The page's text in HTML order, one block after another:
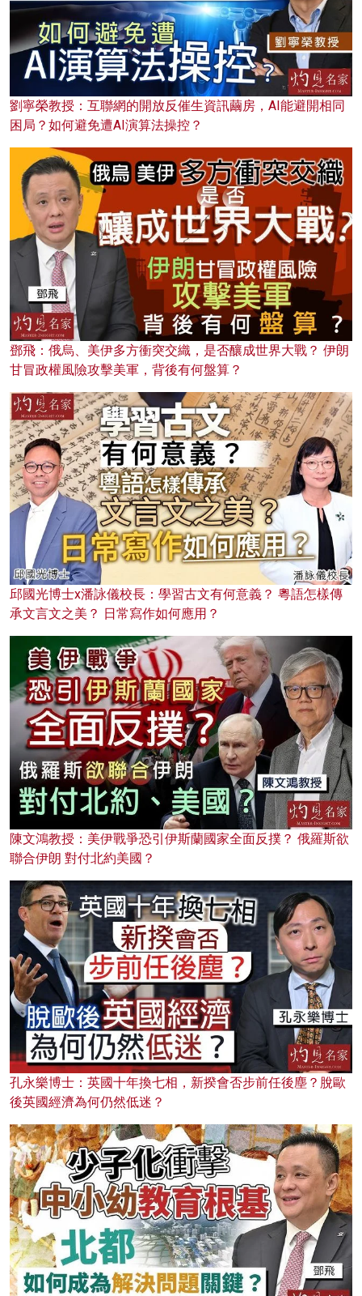
劉寧榮教授：互聯網的開放反催生資訊繭房，AI能避開相同
困局？如何避免遭AI演算法操控？
鄧飛：俄烏、美伊多方衝突交織，是否釀成世界大戰？ 伊朗
甘冒政權風險攻擊美軍，背後有何盤算？
邱國光博士x潘詠儀校長：學習古文有何意義？ 粵語怎樣傳
承文言文之美？ 日常寫作如何應用？
陳文鴻教授：美伊戰爭恐引伊斯蘭國家全面反撲？ 俄羅斯欲
聯合伊朗 對付北約美國？
孔永樂博士：英國十年換七相，新揆會否步前任後塵？脫歐
後英國經濟為何仍然低迷？